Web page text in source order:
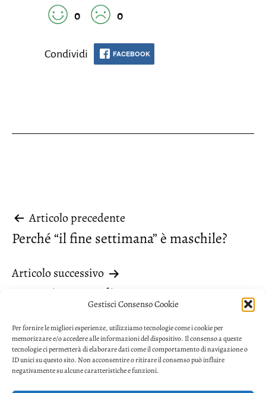
Gestisci Consenso Cookie
Per fornire le migliori esperienze, utilizziamo tecnologie come i cookie per
memorizzare e/o accedere alle informazioni del dispositivo. Il consenso a queste
tecnologie ci permetterà di elaborare dati come il comportamento di navigazione o
ID unici su questo sito. Non acconsentire o ritirare il consenso può influire
negativamente su alcune caratteristiche e funzioni.
0
0
Condividi FACEBOOK
Navigazione
articoli
Articolo precedente
Perché “il fine settimana” è maschile?
Articolo successivo
“Questi” e “quegli”